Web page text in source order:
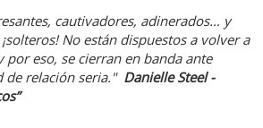
cautivadores, adinerados… y
No están dispuestos a volver a
por eso, se cierran en banda ante
de relación seria." Danielle Steel -